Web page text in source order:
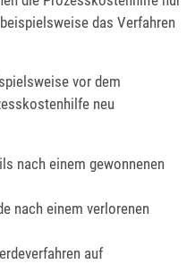
das Verfahren
vor dem
neu
nach einem gewonnenen
nach einem verlorenen
auf